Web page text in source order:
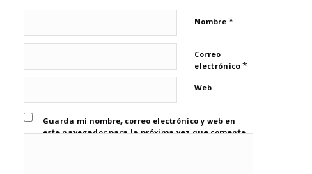
Nombre *
Correo
electrónico *
Web
Guarda mi nombre, correo electrónico y web en
este navegador para la próxima vez que comente.